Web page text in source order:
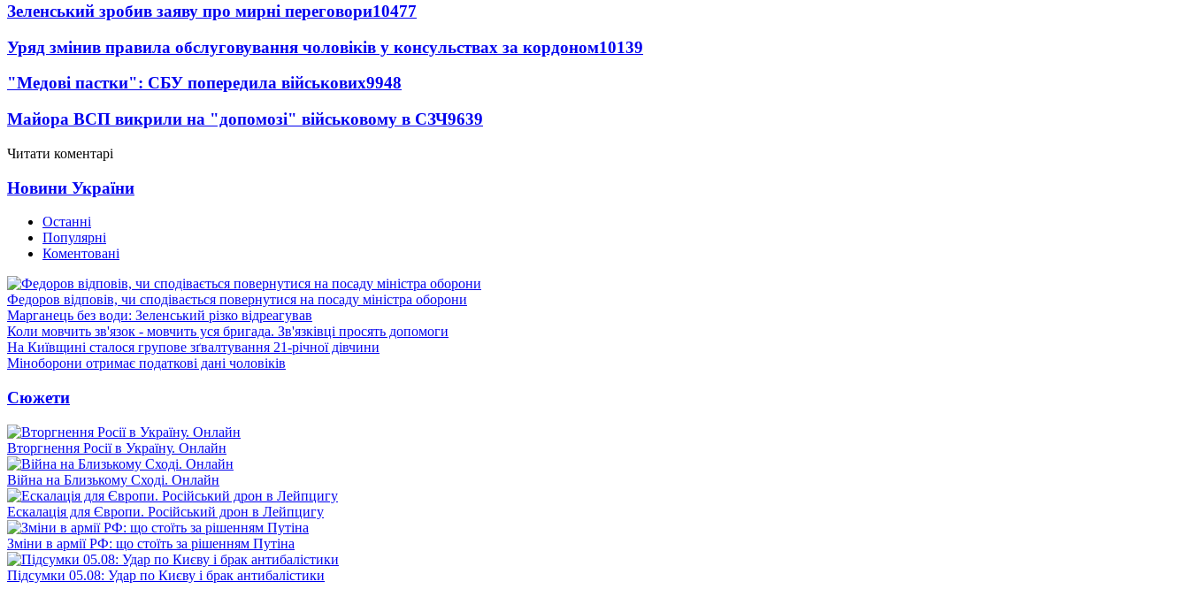
Зеленський зробив заяву про мирні переговори10477
Уряд змінив правила обслуговування чоловіків у консульствах за кордоном10139
"Медові пастки": СБУ попередила військових9948
Майора ВСП викрили на "допомозі" військовому в СЗЧ9639
Читати коментарі
Новини України
Останні
Популярні
Коментовані
Федоров відповів, чи сподівається повернутися на посаду міністра оборони
Марганець без води: Зеленський різко відреагував
Коли мовчить зв'язок - мовчить уся бригада. Зв'язківці просять допомоги
На Київщині сталося групове зґвалтування 21-річної дівчини
Міноборони отримає податкові дані чоловіків
Сюжети
Вторгнення Росії в Україну. Онлайн
Війна на Близькому Сході. Онлайн
Ескалація для Європи. Російський дрон в Лейпцигу
Зміни в армії РФ: що стоїть за рішенням Путіна
Підсумки 05.08: Удар по Києву і брак антибалістики